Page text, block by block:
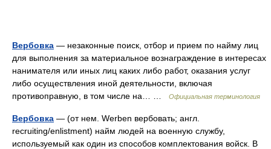
Вербовка — незаконные поиск, отбор и прием по найму лиц
для выполнения за материальное вознаграждение в интересах
нанимателя или иных лиц каких либо работ, оказания услуг
либо осуществления иной деятельности, включая
противоправную, в том числе на… …
Официальная терминология
Вербовка — (от нем. Werben вербовать; англ.
recruiting/enlistment) найм людей на военную службу,
используемый как один из способов комплектования войск. В